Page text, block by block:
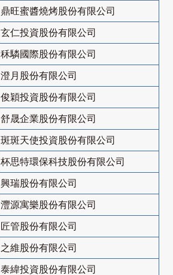
鼎旺蜜醬燒烤股份有限公司
玄仁投資股份有限公司
秝驎國際股份有限公司
澄月股份有限公司
俊穎投資股份有限公司
舒晟企業股份有限公司
斑斑天使投資股份有限公司
杯思特環保科技股份有限公司
興瑞股份有限公司
灃源寓樂股份有限公司
匠管股份有限公司
之維股份有限公司
泰緯投資股份有限公司